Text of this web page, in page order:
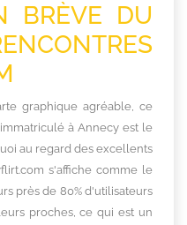
BRÈVE DU
graphique agréable, ce
à Annecy est le
au regard des excellents
s'affiche comme le
près de 80% d'utilisateurs
proches, ce qui est un